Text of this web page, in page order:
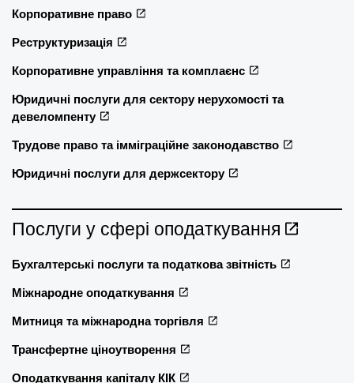
Корпоративне право
Реструктуризація
Корпоративне управління та комплаєнс
Юридичні послуги для сектору нерухомості та
девеломпенту
Трудове право та імміграційне законодавство
Юридичні послуги для держсектору
Послуги у сфері оподаткування
Бухгалтерські послуги та податкова звітність
Міжнародне оподаткування
Митниця та міжнародна торгівля
Трансфертне ціноутворення
Оподаткування капіталу КІК